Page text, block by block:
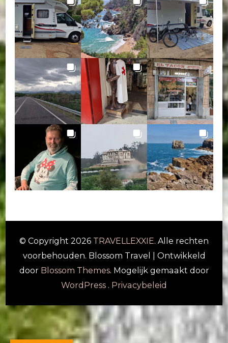
© Copyright 2026 TRAVELLEXXIE. Alle rechten
voorbehouden. Blossom Travel | Ontwikkeld
door Blossom Themes. Mogelijk gemaakt door
WordPress . Privacybeleid